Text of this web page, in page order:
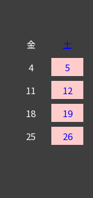
金
土
4
5
11
12
18
19
25
26